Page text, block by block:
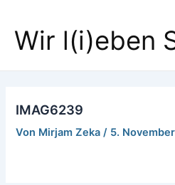
springen
Wir l(i)eben
IMAG6239
Von Mirjam Zeka/ 5.